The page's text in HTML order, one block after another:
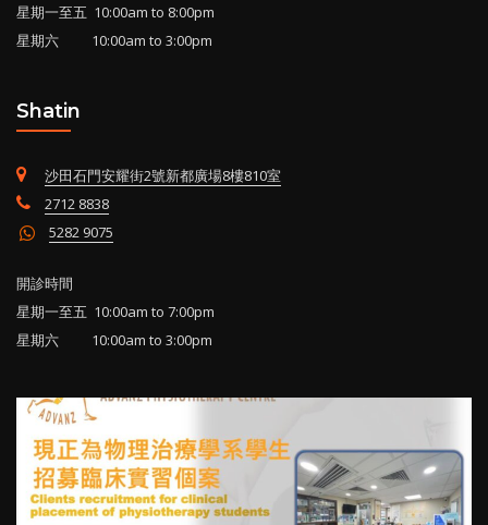
星期一至五 10:00am to 8:00pm
星期六 10:00am to 3:00pm
Shatin
沙田石門安耀街2號新都廣場8樓810室
2712 8838
5282 9075
開診時間
星期一至五 10:00am to 7:00pm
星期六 10:00am to 3:00pm